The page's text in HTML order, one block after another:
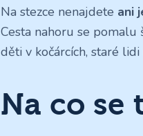
Na stezce nenajdete ani
Cesta nahoru se
děti v kočárcích, staré
Na co se